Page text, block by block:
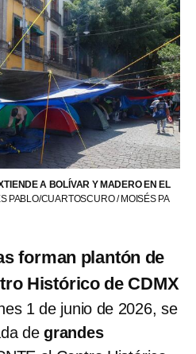
A BOLÍVAR Y MADERO EN EL
PABLO/CUARTOSCURO / MOISÉS PA
forman plantón de
Histórico de CDMX
1 de junio de 2026, se
degrandes